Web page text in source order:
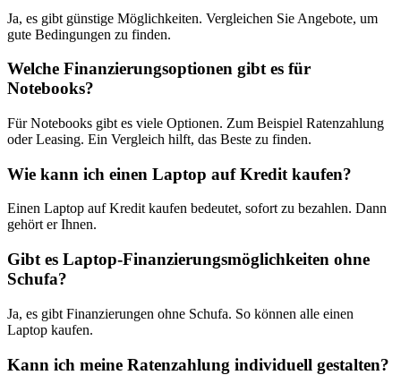
Ja, es gibt günstige Möglichkeiten. Vergleichen Sie Angebote, um
gute Bedingungen zu finden.
Welche Finanzierungsoptionen gibt es für
Notebooks?
Für Notebooks gibt es viele Optionen. Zum Beispiel Ratenzahlung
oder Leasing. Ein Vergleich hilft, das Beste zu finden.
Wie kann ich einen Laptop auf Kredit kaufen?
Einen Laptop auf Kredit kaufen bedeutet, sofort zu bezahlen. Dann
gehört er Ihnen.
Gibt es Laptop-Finanzierungsmöglichkeiten ohne
Schufa?
Ja, es gibt Finanzierungen ohne Schufa. So können alle einen
Laptop kaufen.
Kann ich meine Ratenzahlung individuell gestalten?